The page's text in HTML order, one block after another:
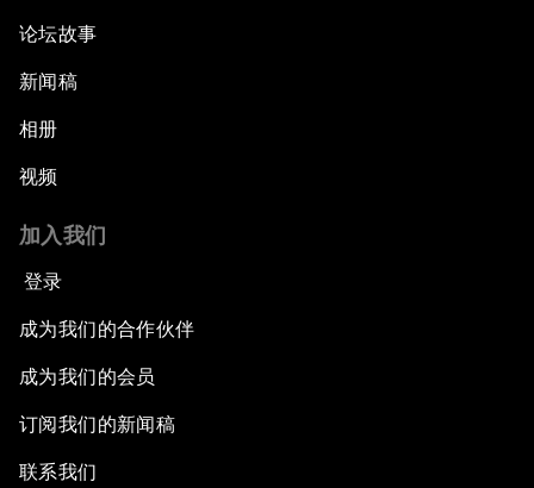
论坛故事
新闻稿
相册
视频
加入我们
登录
成为我们的合作伙伴
成为我们的会员
订阅我们的新闻稿
联系我们